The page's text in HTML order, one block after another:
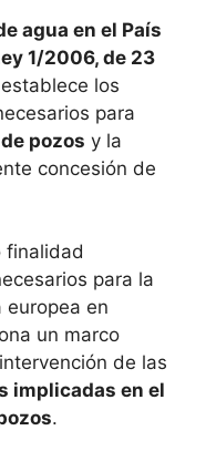
agua en el País
1/2006, de 23
los
para
pozos y la
concesión de
finalidad
para la
europea en
un marco
de las
implicadas en el
.